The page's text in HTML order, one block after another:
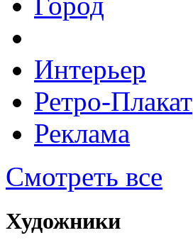
Интерьер
Ретро-Плакат
Реклама
Смотреть все
Художники